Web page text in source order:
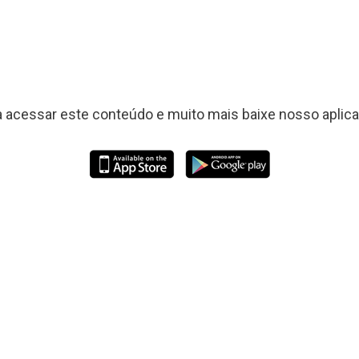
acessar este conteúdo e muito mais baixe nosso